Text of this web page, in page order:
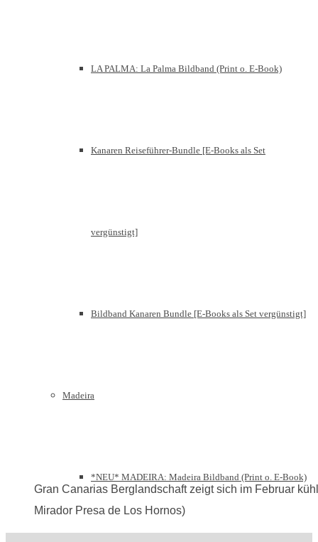
LA PALMA: La Palma Bildband (Print o. E-Book)
Kanaren Reiseführer-Bundle [E-Books als Set
vergünstigt]
Bildband Kanaren Bundle [E-Books als Set vergünstigt]
Madeira
*NEU* MADEIRA: Madeira Bildband (Print o. E-Book)
Gran Canarias Berglandschaft zeigt sich im Februar
Mirador Presa de Los Hornos)